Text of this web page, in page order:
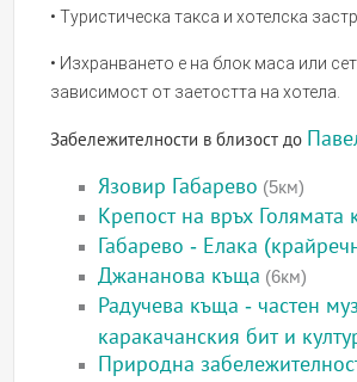
• Туристическа такса и хотелска
• Изхранването е на блок маса или
зависимост от заетостта на хотела.
Забележителности в близост до
Язовир Габарево (5км)
Крепост на връх Голямата
Габарево - Елака
Джананова къща (6км)
Радучева къща - частен
каракачанския бит и
Природна